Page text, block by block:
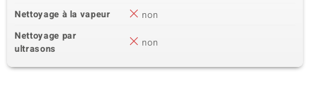
Nettoyage à la vapeur
non
Nettoyage par
ultrasons
non